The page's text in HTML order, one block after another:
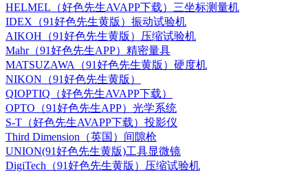
HELMEL（好色先生AVAPP下载）三坐标测量机
IDEX（91好色先生黄版）振动试验机
AIKOH（91好色先生黄版）压缩试验机
Mahr（91好色先生APP）精密量具
MATSUZAWA（91好色先生黄版）硬度机
NIKON（91好色先生黄版）
QIOPTIQ（好色先生AVAPP下载）
OPTO（91好色先生APP）光学系统
S-T（好色先生AVAPP下载）投影仪
Third Dimension（英国）间隙枪
UNION(91好色先生黄版)工具显微镜
DigiTech（91好色先生黄版）压缩试验机